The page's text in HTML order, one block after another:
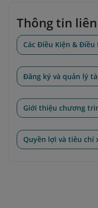
Thông tin
Các Điều Kiện & Điều
Đăng ký và quản lý
Giới thiệu chương
Quyền lợi và tiêu chí